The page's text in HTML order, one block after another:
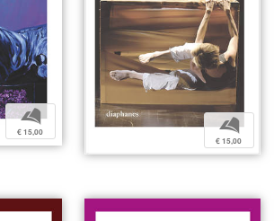
b
€ 15,00 b
€ 15,00